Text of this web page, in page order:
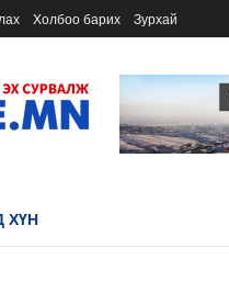
Холбоо барих Зурхай
ХҮН